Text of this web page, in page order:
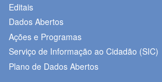
Editais
Dados Abertos
Ações e Programas
Serviço de Informação ao Cidadão (SIC)
Plano de Dados Abertos